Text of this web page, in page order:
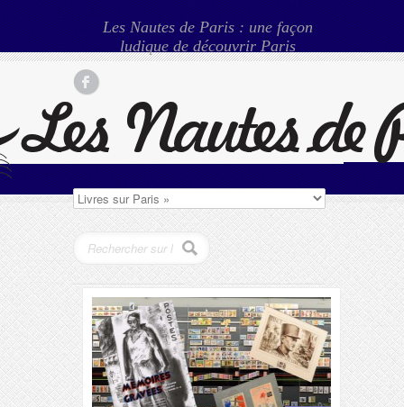
Les Nautes de Paris : une façon
ludique de découvrir Paris